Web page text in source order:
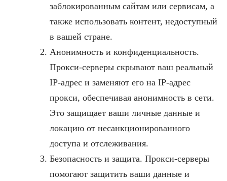
заблокированным сайтам или сервисам, а
также использовать контент, недоступный
в вашей стране.
Анонимность и конфиденциальность.
Прокси-серверы скрывают ваш реальный
IP-адрес и заменяют его на IP-адрес
прокси, обеспечивая анонимность в сети.
Это защищает ваши личные данные и
локацию от несанкционированного
доступа и отслеживания.
Безопасность и защита. Прокси-серверы
помогают защитить ваши данные и